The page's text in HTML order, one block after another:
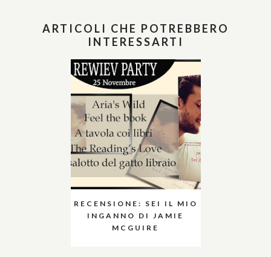
ARTICOLI CHE POTREBBERO
INTERESSARTI
RECENSIONE: SEI IL MIO
INGANNO DI JAMIE
MCGUIRE